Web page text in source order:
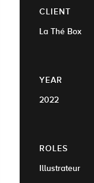
CLIENT
La Thé Box
YEAR
2022
ROLES
Illustrateur